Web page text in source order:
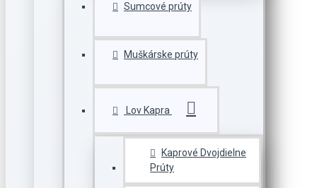
Sumcové prúty
Muškárske prúty
Lov Kapra
Kaprové Dvojdielne
Prúty